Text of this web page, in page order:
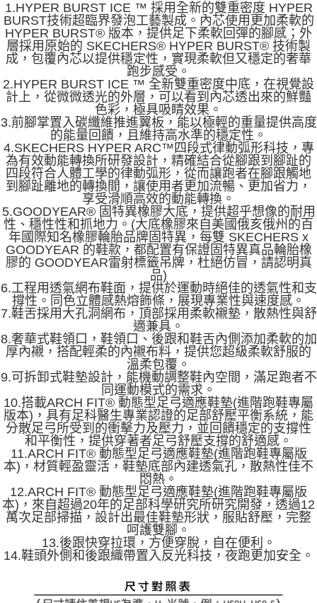
1.HYPER BURST ICE ™ 採用全新的雙重密度 HYPER
BURST技術超臨界發泡工藝製成。內芯使用更加柔軟的
HYPER BURST® 版本，提供足下柔軟回彈的腳感；外
層採用原始的 SKECHERS® HYPER BURST® 技術製
成，包覆內芯以提供穩定性，實現柔軟但又穩定的奢華
跑步感受。
2.HYPER BURST ICE ™ 全新雙重密度中底，在視覺設
計上，從微微透光的外層，可以看到內芯透出來的鮮豔
色彩，極具吸睛效果。
3.前腳掌置入碳纖維推進翼板，能以極輕的重量提供高度
的能量回饋，且維持高水準的穩定性。
4.SKECHERS HYPER ARC™四段式律動弧形科技，專
為有效動能轉換所研發設計，精確結合從腳跟到腳趾的
四段符合人體工學的律動弧形，從而讓跑者在腳跟觸地
到腳趾離地的轉換間，讓使用者更加流暢、更加省力，
享受滑順高效的動能轉換。
5.GOODYEAR® 固特異橡膠大底，提供超乎想像的耐用
性、穩性性和抓地力。(大底橡膠來自美國俄亥俄州的百
年國際知名橡膠輪胎品牌固特異，每雙 SKECHERS x
GOODYEAR 的鞋款，都配置有保證固特異真品輪胎橡
膠的 GOODYEAR雷射標籤吊牌，杜絕仿冒，請認明真
品)
6.工程用透氣網布鞋面，提供於運動時絕佳的透氣性和支
撐性。同色立體感熱熔飾條，展現專業性與速度感。
7.鞋舌採用大孔洞網布，頂部採用柔軟襯墊，散熱性與舒
適兼具。
8.奢華式鞋領口，鞋領口、後跟和鞋舌內側添加柔軟的加
厚內襯，搭配輕柔的內襯布料，提供您超級柔軟舒服的
溫柔包覆。
9.可拆卸式鞋墊設計，能機動調整鞋內空間，滿足跑者不
同運動模式的需求。
10.搭載ARCH FIT® 動態型足弓適應鞋墊(進階跑鞋專屬
版本)，具有足科醫生專業認證的足部舒壓平衡系統，能
分散足弓所受到的衝擊力及壓力，並回饋穩定的支撐性
和平衡性，提供穿著者足弓舒壓支撐的舒適感。
11.ARCH FIT® 動態型足弓適應鞋墊(進階跑鞋專屬版
本)，材質輕盈靈活，鞋墊底部內建透氣孔，散熱性佳不
悶熱。
12.ARCH FIT® 動態型足弓適應鞋墊(進階跑鞋專屬版
本)，來自超過20年的足部科學研究所研究開發，透過12
萬次足部掃描，設計出最佳鞋墊形狀，服貼舒壓，完整
呵護雙腳。
13.後跟快穿拉環，方便穿脫，自在便利。
14.鞋頭外側和後跟織帶置入反光科技，夜跑更加安全。